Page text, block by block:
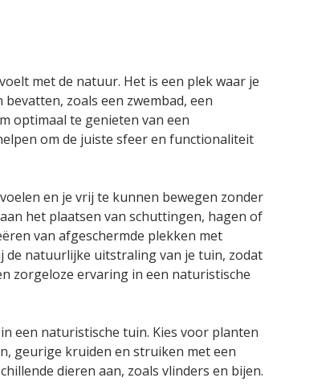
met de natuur. Het is een plek waar je
zoals een zwembad, een
optimaal te genieten van een
om de juiste sfeer en functionaliteit
en je vrij te kunnen bewegen zonder
het plaatsen van schuttingen, hagen of
van afgeschermde plekken met
de natuurlijke uitstraling van je tuin, zodat
zorgeloze ervaring in een naturistische
een naturistische tuin. Kies voor planten
geurige kruiden en struiken met een
dieren aan, zoals vlinders en bijen.